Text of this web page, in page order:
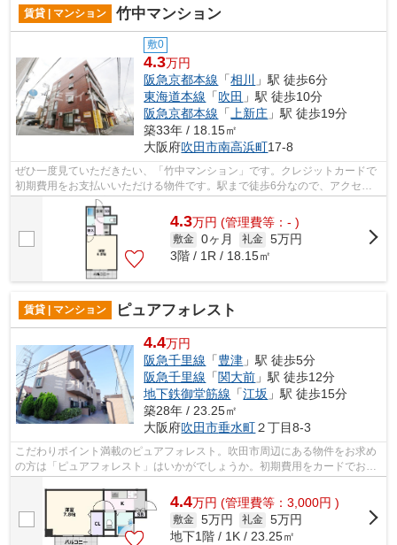
賃貸 | マンション 竹中マンション
敷0
4.3万円
阪急京都本線 「相川
」駅 徒歩6分
東海道本線 「吹田 」駅 徒歩10分
阪急京都本線 「 上新庄 」駅 徒歩19分
築33年 / 18.15㎡
大阪府吹田市南高浜町17-8
ぜひ一度見ていただきたい、「竹中マンション」です。クレジットカードで
初期費用をお支払いいただける物件です。駅まで徒歩6分なので、アクセス
の良い物件です。高い信頼性が魅力の鉄...
4.3万円 (管理費等：- )
敷金 0ヶ月 礼金 5万円
3階 / 1R / 18.15㎡
賃貸 | マンション ピュアフォレスト
4.4万円
阪急千里線 「豊津 」駅 徒歩5分
阪急千里線 「関大前 」駅 徒歩12分
地下鉄御堂筋線 「江坂 」駅 徒歩15分
築28年 / 23.25㎡
大阪府吹田市垂水町２丁目8-3
こだわりポイント満載のピュアフォレスト。吹田市周辺にある物件をお求め
の方は「ピュアフォレスト」はいかがでしょうか。初期費用をカードでお支
払いいただけるので、カードで決済し...
4.4万円 (管理費等：3,000円 )
敷金 5万円 礼金 5万円
地下1階 / 1K / 23.25㎡